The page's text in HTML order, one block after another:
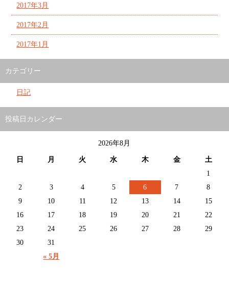
2017年3月
2017年2月
2017年1月
カテゴリー
日記
投稿日カレンダー
2026年8月
日 月 火 水 木 金 土
« 5月
1
2
3 4 5 6 7
8
9
10 11 12 13 14
15
16
17 18 19 20 21
22
23
24 25 26 27 28
29
30
31